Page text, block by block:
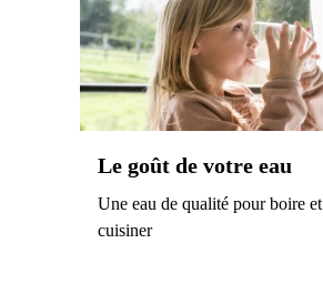
Le goût de votre eau
Une eau de qualité pour boire et
cuisiner